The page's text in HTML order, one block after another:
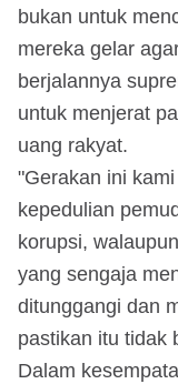
bukan untuk
mereka gelar
berjalannya
untuk menjerat
uang rakyat.
"Gerakan ini
kepedulian
korupsi,
yang sengaja
ditunggangi dan
pastikan itu tidak
Dalam